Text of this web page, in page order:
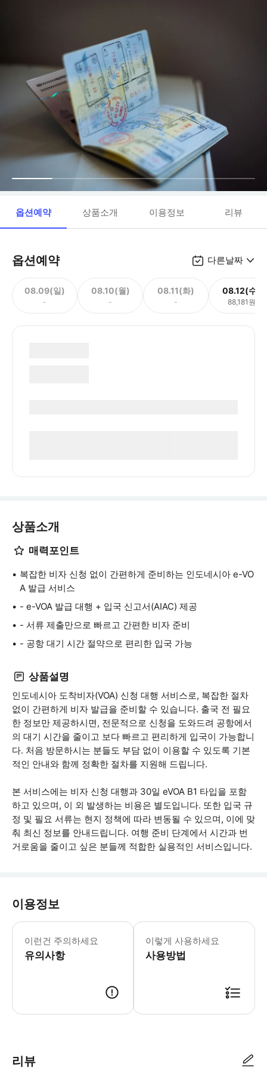
옵션예약 상품소개 이용정보 리뷰
옵션예약 다른날짜
08.09(일)
-
08.10(월)
-
08.11(화)
-
08.12(수)
88,181원
상품소개
매력포인트
복잡한 비자 신청 없이 간편하게 준비하는 인도네시아 e-VO
A 발급 서비스
- e-VOA 발급 대행 + 입국 신고서(AIAC) 제공
- 서류 제출만으로 빠르고 간편한 비자 준비
- 공항 대기 시간 절약으로 편리한 입국 가능
상품설명
인도네시아 도착비자(VOA) 신청 대행 서비스로, 복잡한 절차
없이 간편하게 비자 발급을 준비할 수 있습니다. 출국 전 필요
한 정보만 제공하시면, 전문적으로 신청을 도와드려 공항에서
의 대기 시간을 줄이고 보다 빠르고 편리하게 입국이 가능합니
다. 처음 방문하시는 분들도 부담 없이 이용할 수 있도록 기본
적인 안내와 함께 정확한 절차를 지원해 드립니다.
본 서비스에는 비자 신청 대행과 30일 eVOA B1 타입을 포함
하고 있으며, 이 외 발생하는 비용은 별도입니다. 또한 입국 규
정 및 필요 서류는 현지 정책에 따라 변동될 수 있으며, 이에 맞
춰 최신 정보를 안내드립니다. 여행 준비 단계에서 시간과 번
거로움을 줄이고 싶은 분들께 적합한 실용적인 서비스입니다.
이용정보
이런건 주의하세요
유의사항
[EVOA 이용 조건] - 유형: eVOA B1 -
이렇게 사용하세요
사용방법
리뷰